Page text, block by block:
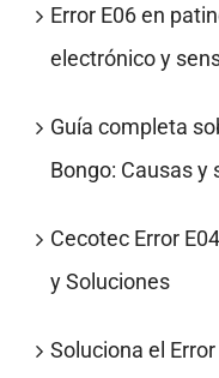
Error E06 en
electrónico y
Guía completa
Bongo: Causas
Cecotec Error
y Soluciones
Soluciona el